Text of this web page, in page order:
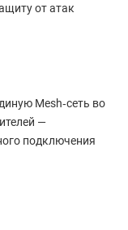
от атак
Mesh‑сеть во
—
подключения